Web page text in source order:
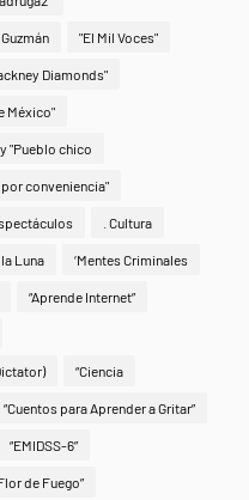
"El Mil Voces"
Diamonds"
México"
"Pueblo chico
conveniencia"
. Cultura
Luna ‘Mentes Criminales
“Aprende Internet”
“Ciencia
“Cuentos para Aprender a Gritar”
“EMIDSS-6”
de Fuego”